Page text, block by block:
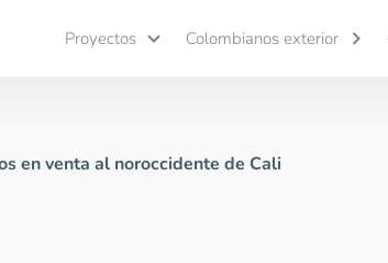
Proyectos Colombianos exterior
en venta al noroccidente de Cali